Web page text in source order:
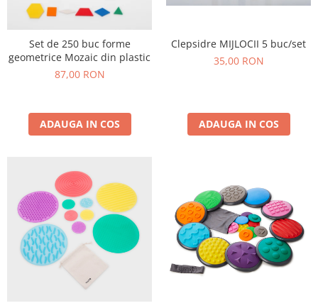
Vopsele
Biciclete si Triciclete
Biciclete
Biciclete Viking Challange
Biciclete Viking Explorer
Camere Senzoriale
Amenajări camere senzoriale
Echipamente camere senzoriale
Oferte pentru Camere Senzoriale
Creativitate si indemanare
Cuburi și cărămizi
Set de 250 buc forme
geometrice Mozaic din plastic
87,00 RON
ADAUGA IN COS
Clepsidre MIJLOCII 5 buc/set
35,00 RON
ADAUGA IN COS